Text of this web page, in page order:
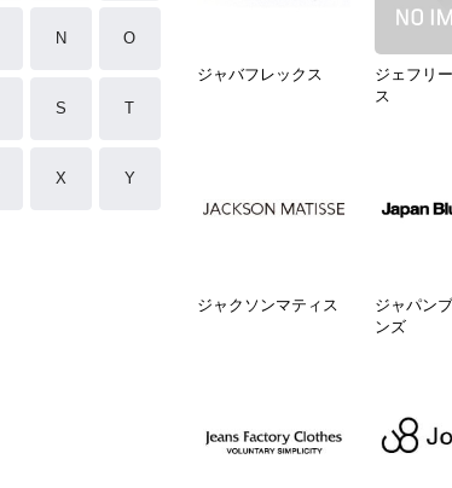
N O
S T
X Y
ジャバフレックス
ジェフリ
ス
ジャクソンマティス
ジャパン
ンズ